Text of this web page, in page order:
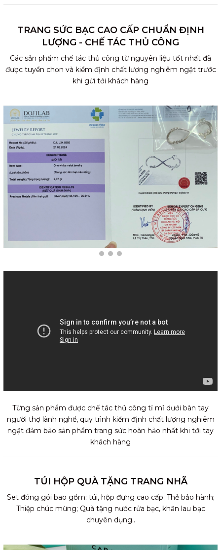
TRANG SỨC BẠC CAO CẤP CHUẨN ĐỊNH
LƯỢNG - CHẾ TÁC THỦ CÔNG
Các sản phẩm chế tác thủ công từ nguyên liệu tốt nhất đã
được tuyển chọn và kiểm định chất lượng nghiêm ngặt trước
khi gửi tới khách hàng
Từng sản phẩm được chế tác thủ công tỉ mỉ dưới bàn tay
người thợ lành nghề, quy trình kiểm định chất lượng nghiêm
ngặt đảm bảo sản phẩm trang sức hoàn hảo nhất khi tới tay
khách hàng
TÚI HỘP QUÀ TẶNG TRANG NHÃ
Set đóng gói bao gồm: túi, hộp đựng cao cấp; Thẻ bảo hành;
Thiệp chúc mừng; Quà tặng nước rửa bạc, khăn lau bạc
chuyên dụng..